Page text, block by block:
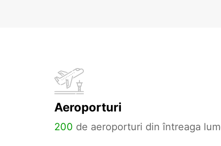
Aeroporturi
200 de aeroporturi din întreaga